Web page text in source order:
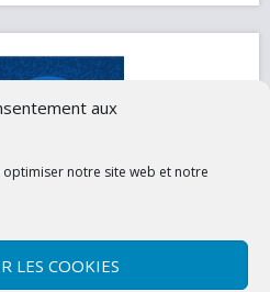
aux
notre site web et notre
LES COOKIES